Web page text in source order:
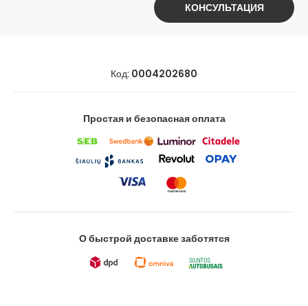
КОНСУЛЬТАЦИЯ
Код: 0004202680
Простая и безопасная оплата
О быстрой доставке заботятся